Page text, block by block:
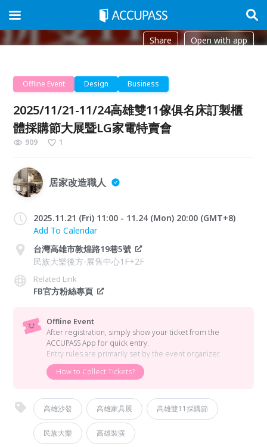
Share Open with app
Offline Event Design Business
2025/11/21-11/24高雄雙11傢俱名床訂製櫃
體採購節大展暨LG家電特賣會
909 1
居家改造職人
2025.11.21 (Fri) 11:00 - 11.24 (Mon) 20:00 (GMT+8)
Add To Calendar
台灣高雄市敦煌路19巷5號
民族大樂後方-展售中心1F+2F
Related Link
FB官方粉絲專頁
Offline Event
After registration, simply show your ticket from the
ACCUPASS App for quick entry.
Entry rules are primarily set by the event organizer.
How to Collect Tickets?
高雄沙發 高雄家具展 高雄雙11採購節
民族大樂 高雄裝潢